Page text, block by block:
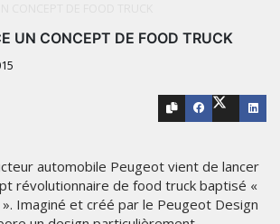
UN CONCEPT DE FOOD TRUCK
automobile Peugeot vient de lancer
révolutionnaire de food truck baptisé «
Imaginé et créé par le Peugeot Design